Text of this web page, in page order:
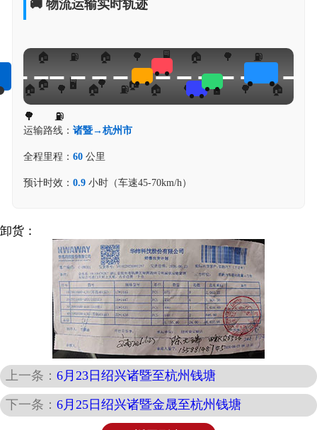
🚚 物流运输实时轨迹
运输路线： 诸暨→杭州市
全程里程： 60公里
预计时效： 0.9小时（车速45-70km/h）
卸货：
上一条：6月23日绍兴诸暨至杭州钱塘
下一条：6月25日绍兴诸暨金晟至杭州钱塘